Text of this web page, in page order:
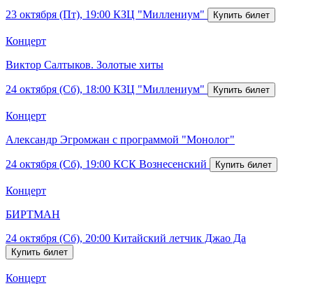
23 октября (Пт), 19:00 КЗЦ "Миллениум"
Концерт
Виктор Салтыков. Золотые хиты
24 октября (Сб), 18:00 КЗЦ "Миллениум"
Концерт
Александр Эгромжан с программой "Монолог"
24 октября (Сб), 19:00 КСК Вознесенский
Концерт
БИРТМАН
24 октября (Сб), 20:00 Китайский летчик Джао Да
Концерт